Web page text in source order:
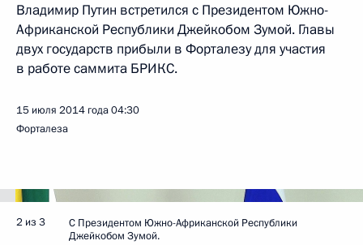
Владимир Путин встретился с Президентом Южно-
Африканской Республики Джейкобом Зумой. Главы
двух государств прибыли в Форталезу для участия
в работе саммита БРИКС.
15 июля 2014 года04:30
Форталеза
2 из 3
С Президентом Южно-Африканской Республики
Джейкобом Зумой.